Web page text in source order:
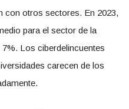
con otros sectores. En 2023,
para el sector de la
Los ciberdelincuentes
carecen de los